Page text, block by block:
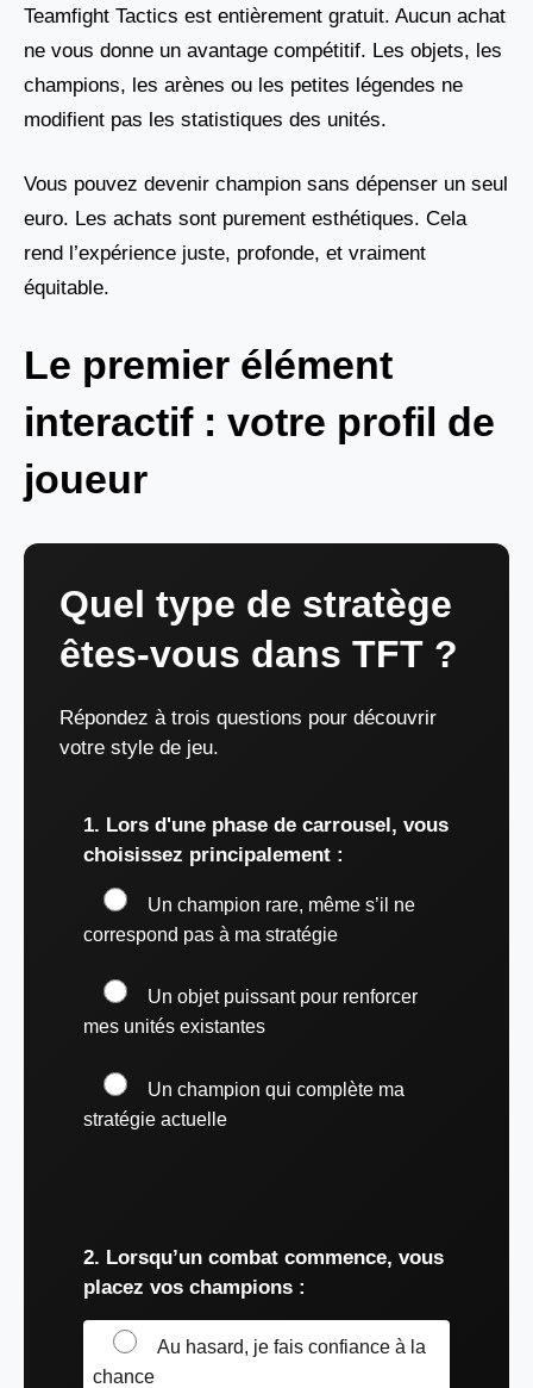
Teamfight Tactics est entièrement gratuit. Aucun achat
ne vous donne un avantage compétitif. Les objets, les
champions, les arènes ou les petites légendes ne
modifient pas les statistiques des unités.
Vous pouvez devenir champion sans dépenser un seul
euro. Les achats sont purement esthétiques. Cela
rend l’expérience juste, profonde, et vraiment
équitable.
Le premier élément
interactif : votre profil de
joueur
Quel type de stratège
êtes-vous dans TFT ?
Répondez à trois questions pour découvrir
votre style de jeu.
1. Lors d'une phase de carrousel, vous
choisissez principalement :
Un champion rare, même s’il ne
correspond pas à ma stratégie
Un objet puissant pour renforcer
mes unités existantes
Un champion qui complète ma
stratégie actuelle
2. Lorsqu’un combat commence, vous
placez vos champions :
Au hasard, je fais confiance à la
chance